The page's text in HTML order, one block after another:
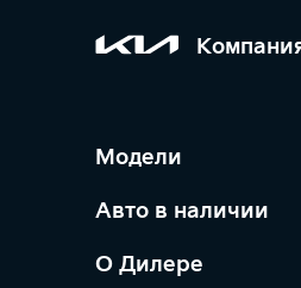
Модели
Авто в наличии
О Дилере